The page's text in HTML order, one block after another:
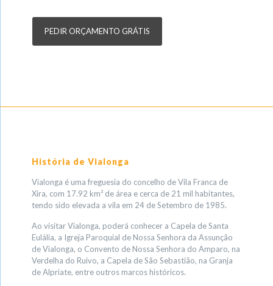
PEDIR ORÇAMENTO GRÁTIS
História de Vialonga
Vialonga é uma freguesia do concelho de Vila Franca de
Xira, com 17.92 km² de área e cerca de 21 mil habitantes,
tendo sido elevada a vila em 24 de Setembro de 1985.
Ao visitar Vialonga, poderá conhecer a Capela de Santa
Eulália, a Igreja Paroquial de Nossa Senhora da Assunção
de Vialonga, o Convento de Nossa Senhora do Amparo, na
Verdelha do Ruivo, a Capela de São Sebastião, na Granja
de Alpriate, entre outros marcos históricos.